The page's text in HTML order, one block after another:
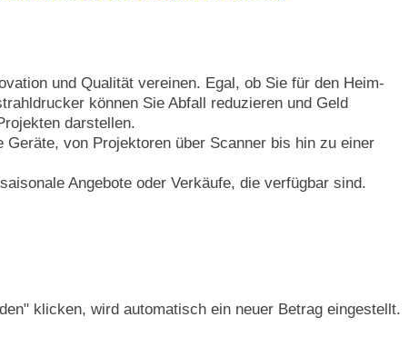
und Qualität vereinen. Egal, ob Sie für den Heim-
können Sie Abfall reduzieren und Geld
darstellen.
von Projektoren über Scanner bis hin zu einer
Angebote oder Verkäufe, die verfügbar sind.
klicken, wird automatisch ein neuer Betrag eingestellt.